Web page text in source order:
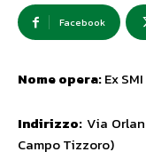
Facebook
Nome opera:Ex SMI
Indirizzo: Via
Campo Tizzoro)